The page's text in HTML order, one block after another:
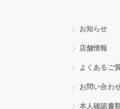
お知らせ
店舗情報
よくあるご
お問い合わ
本人確認書